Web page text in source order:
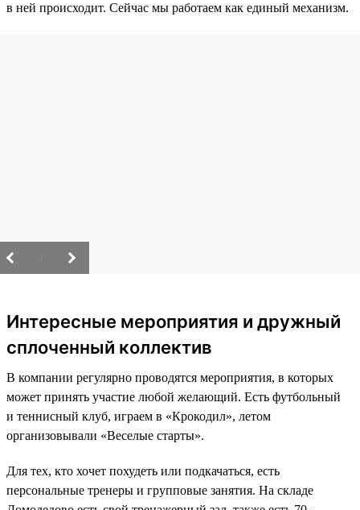
в ней происходит. Сейчас мы работаем как единый механизм.
Интересные мероприятия и дружный
сплоченный коллектив
В компании регулярно проводятся мероприятия, в которых
может принять участие любой желающий. Есть футбольный
и теннисный клуб, играем в «Крокодил», летом
организовывали «Веселые старты».
Для тех, кто хочет похудеть или подкачаться, есть
персональные тренеры и групповые занятия. На складе